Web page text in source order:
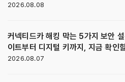
2026.08.08
커넥티드카 해킹 막는 5가지 보안
이트부터 디지털 키까지, 지금 확인
2026.08.07